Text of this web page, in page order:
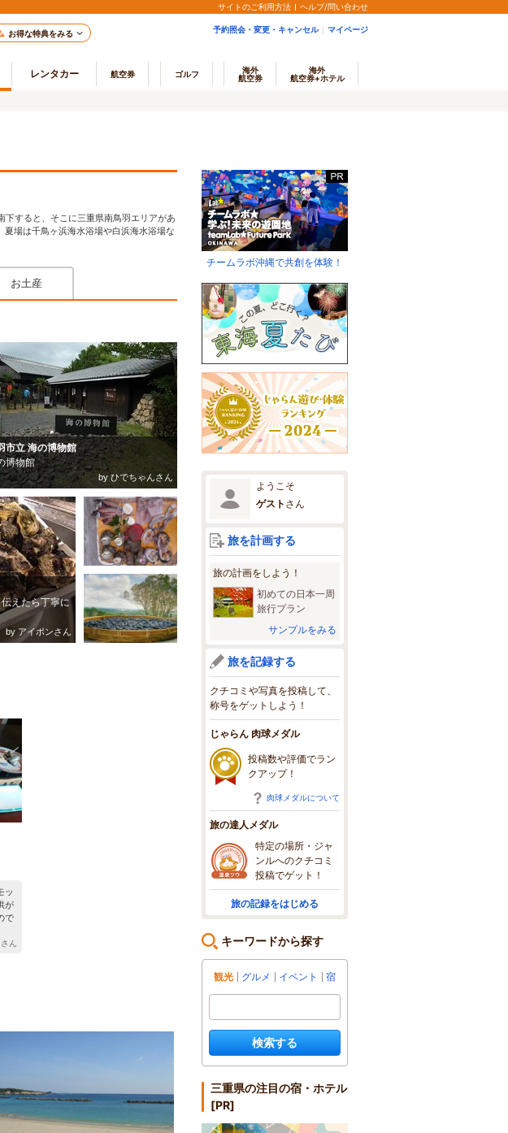
サイトのご利用方法 ヘルプ/問い合わせ
お得な特典をみる 予約照会・変更・キャンセル マイページ
レンタカー 航空券 ゴルフ
海外
航空券
海外
航空券+ホテル
下すると、そこに三重県南鳥羽エリアがあ
場は千鳥ヶ浜海水浴場や白浜海水浴場な
お土産
市立 海の博物館
博物館
by ひでちゃんさん
えたら丁寧に
by アイポンさん
ッ
が
で
ん
チームラボ沖縄で共創を体験！
ようこそ
ゲスト さん
旅を計画する
旅の計画をしよう！
初めての日本一周
旅行プラン
サンプルをみる
旅を記録する
クチコミや写真を投稿して、
称号をゲットしよう！
じゃらん 肉球メダル
投稿数や評価でラン
クアップ！
肉球メダルについて
旅の達人メダル
特定の場所・ジャ
ンルへのクチコミ
投稿でゲット！
旅の記録をはじめる
キーワードから探す
観光 グルメ イベント 宿
検索する
三重県の注目の宿・ホテル
[PR]